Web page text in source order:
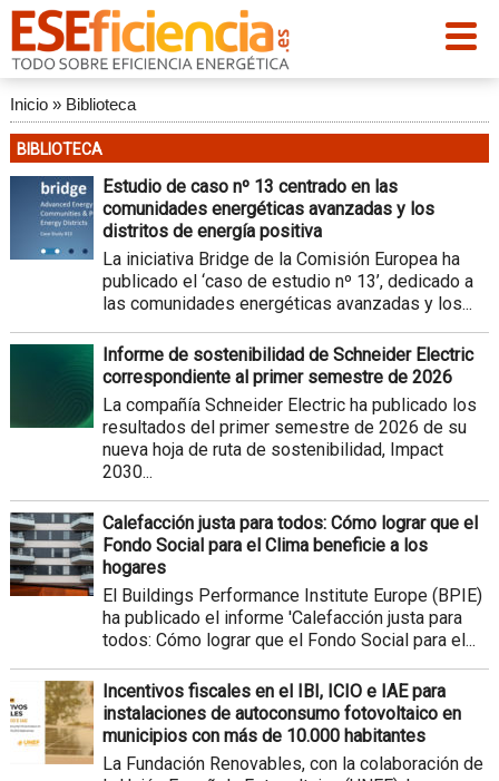
Inicio» Biblioteca
BIBLIOTECA
Estudio de caso nº 13 centrado en las
comunidades energéticas avanzadas y los
distritos de energía positiva
La iniciativa Bridge de la Comisión Europea ha
publicado el ‘caso de estudio nº 13’, dedicado a
las comunidades energéticas avanzadas y los...
Informe de sostenibilidad de Schneider Electric
correspondiente al primer semestre de 2026
La compañía Schneider Electric ha publicado los
resultados del primer semestre de 2026 de su
nueva hoja de ruta de sostenibilidad, Impact
2030...
Calefacción justa para todos: Cómo lograr que el
Fondo Social para el Clima beneficie a los
hogares
El Buildings Performance Institute Europe (BPIE)
ha publicado el informe 'Calefacción justa para
todos: Cómo lograr que el Fondo Social para el...
Incentivos fiscales en el IBI, ICIO e IAE para
instalaciones de autoconsumo fotovoltaico en
municipios con más de 10.000 habitantes
La Fundación Renovables, con la colaboración de